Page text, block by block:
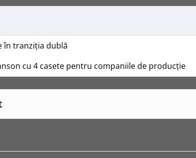
în tranziția dublă
cu 4 casete pentru companiile de producție